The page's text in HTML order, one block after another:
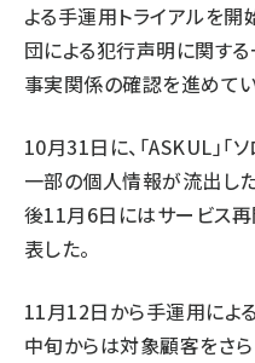
よる手運用トライアルを開
団による犯行声明に関す
事実関係の確認を進めて
10月31日に、「ASKUL」「
一部の個人情報が流出し
後11月6日にはサービス
表した。
11月12日から手運用によ
中旬からは対象顧客をさ